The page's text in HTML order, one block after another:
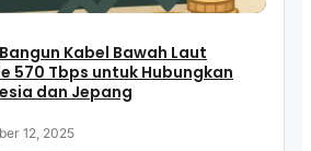
Kabel Bawah Laut
570 Tbps untuk Hubungkan
dan Jepang
12, 2025